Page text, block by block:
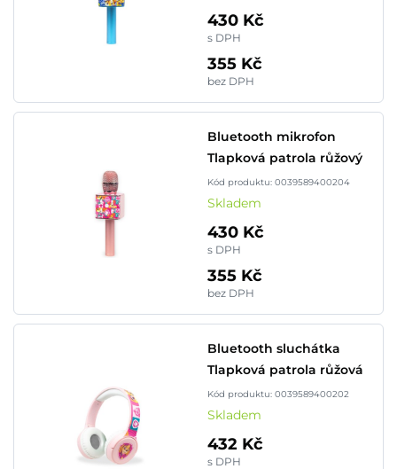
430 Kč
s DPH
355 Kč
bez DPH
Bluetooth mikrofon
Tlapková patrola růžový
Kód produktu: 0039589400204
Skladem
430 Kč
s DPH
355 Kč
bez DPH
Bluetooth sluchátka
Tlapková patrola růžová
Kód produktu: 0039589400202
Skladem
432 Kč
s DPH